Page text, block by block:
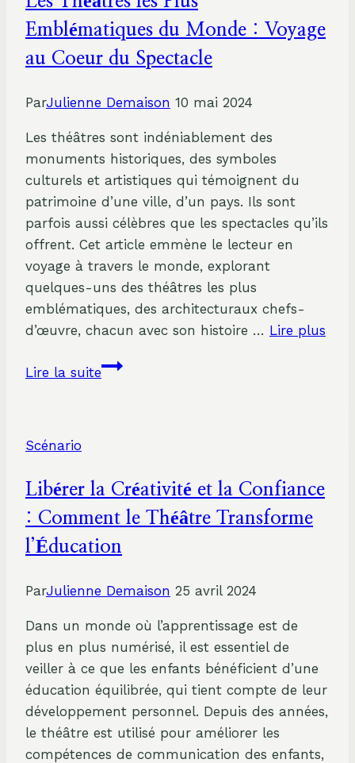
qu’on
reste
amis’
:
étude
approfondie
de
l’auteur
Laurent
Ruquier
Emblématiques du Monde : Voyage
au Coeur du Spectacle
ParJulienne Demaison 10 mai 2024
Les théâtres sont indéniablement des
monuments historiques, des symboles
culturels et artistiques qui témoignent du
patrimoine d’une ville, d’un pays. Ils sont
parfois aussi célèbres que les spectacles qu’ils
offrent. Cet article emmène le lecteur en
voyage à travers le monde, explorant
quelques-uns des théâtres les plus
emblématiques, des architecturaux chefs-
d’œuvre, chacun avec son histoire … Lire plus
Lire la suiteLes
Monde
:
au
du
Spectacle
Scénario
Libérer la Créativité et la Confiance
: Comment le Théâtre Transforme
l’Éducation
ParJulienne Demaison 25 avril 2024
Dans un monde où l’apprentissage est de
plus en plus numérisé, il est essentiel de
veiller à ce que les enfants bénéficient d’une
éducation équilibrée, qui tient compte de leur
développement personnel. Depuis des années,
le théâtre est utilisé pour améliorer les
compétences de communication des enfants,